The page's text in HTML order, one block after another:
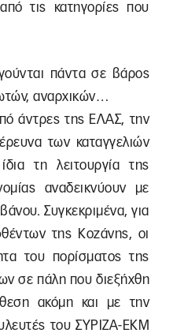
τις κατηγορίες που
πάντα σε βάρος
αναρχικών…
άντρες της ΕΛΑΣ, την
των καταγγελιών
τη λειτουργία της
αναδεικνύουν με
Συγκεκριμένα, για
της Κοζάνης, οι
του πορίσματος της
σε πάλη που διεξήχθη
ακόμη και με την
του ΣΥΡΙΖΑ-ΕΚΜ